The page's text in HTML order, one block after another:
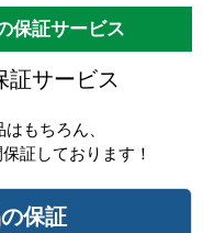
保証サービス
証サービス
もちろん、
証しております！
保証